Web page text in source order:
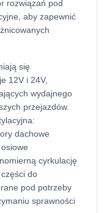
rozwiązań pod
aby zapewnić
się
12V i 24V,
wydajnego
przejazdów.
dachowe
cyrkulację
do
pod potrzeby
sprawności